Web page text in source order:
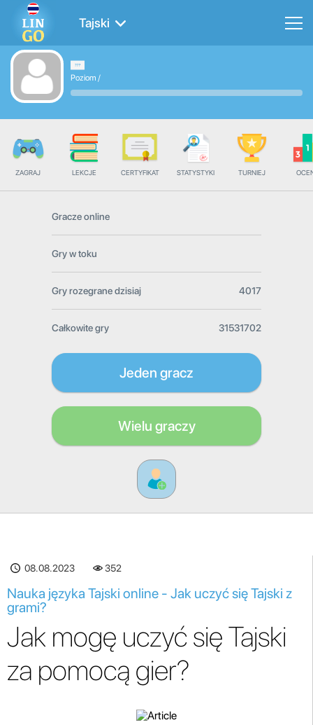
Tajski
Poziom /
ZAGRAJ LEKCJE CERTYFIKAT STATYSTYKI TURNIEJ
Gracze online
Gry w toku
Gry rozegrane dzisiaj 4017
Całkowite gry 31531702
Jeden gracz
Wielu graczy
08.08.2023 352
Nauka języka Tajski online - Jak uczyć się Tajski z
grami?
Jak mogę uczyć się Tajski
za pomocą gier?